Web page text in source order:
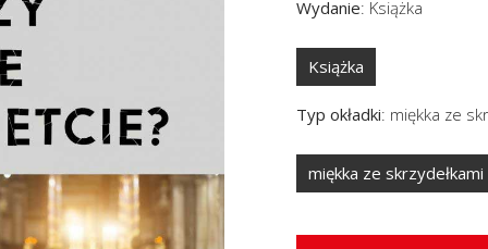
Wydanie: Książka
Książka
Typ okładki: miękka ze
miękka ze skrzydełkami